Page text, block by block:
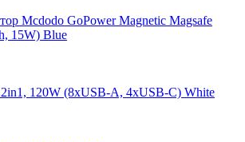
Mcdodo GoPower Magnetic Magsafe
15W) Blue
120W (8xUSB-A, 4xUSB-C) White